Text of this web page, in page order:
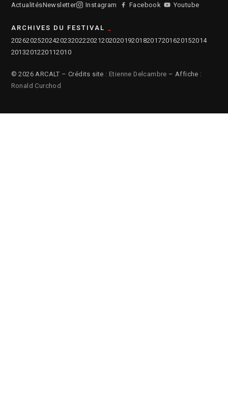
ActualitésNewsletter Instagram Facebook Youtube
ARCHIVES DU FESTIVAL
2026202520242023202220212020201920182017201620152014
2013201220112010
© 2026 ARCALT – Crédits site : Etienne Delcambre – Affiche :
Ronald Curchod